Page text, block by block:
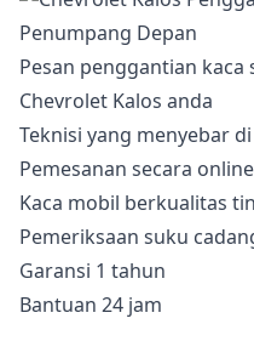
Pesan penggantian
Chevrolet Kalos anda
Teknisi yang menyebar
Pemesanan secara
Kaca mobil berkualitas
Pemeriksaan suku
Garansi 1 tahun
Bantuan 24 jam